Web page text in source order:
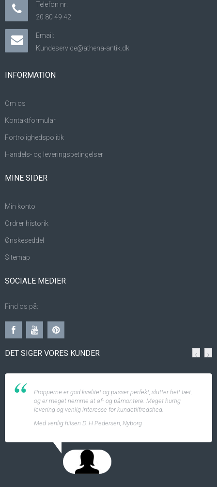
Telefon nr:
20 80 49 42
Email:
Kundeservice@athena-antik.dk
INFORMATION
Om os
Kontaktformular
Fortrolighedspolitik
Handels- og leveringsbetingelser
MINE SIDER
Min konto
Ordrer historik
Ønskeseddel
Sitemap
SOCIALE MEDIER
Find os på:
DET SIGER VORES KUNDER
Propperne er god kvalitet og passer perfekt, slutter helt tæt,
og er meget nemme at af- og påmontere. Meget hurtig
levering og venlig interesse for kundetilfredshed.
Med venlig hilsen D. H Pedersen, Nyborg
‹ ›